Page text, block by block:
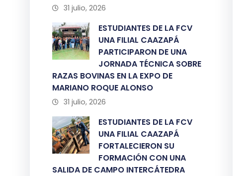
31 julio, 2026
ESTUDIANTES DE LA FCV
UNA FILIAL CAAZAPÁ
PARTICIPARON DE UNA
JORNADA TÉCNICA SOBRE
RAZAS BOVINAS EN LA EXPO DE
MARIANO ROQUE ALONSO
31 julio, 2026
ESTUDIANTES DE LA FCV
UNA FILIAL CAAZAPÁ
FORTALECIERON SU
FORMACIÓN CON UNA
SALIDA DE CAMPO INTERCÁTEDRA